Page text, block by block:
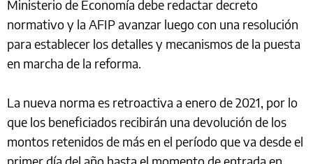
Ministerio de Economía debe redactar decreto
normativo y la AFIP avanzar luego con una resolución
para establecer los detalles y mecanismos de la puesta
en marcha de la reforma.
La nueva norma es retroactiva a enero de 2021, por lo
que los beneficiados recibirán una devolución de los
montos retenidos de más en el período que va desde el